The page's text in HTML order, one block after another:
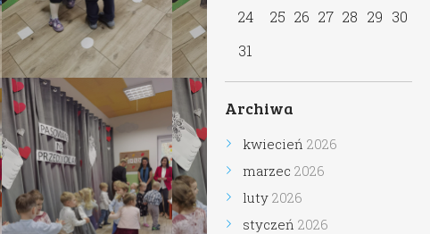
24
25 26 27 28 29 30
31
Archiwa
kwiecień 2026
marzec 2026
luty 2026
styczeń 2026